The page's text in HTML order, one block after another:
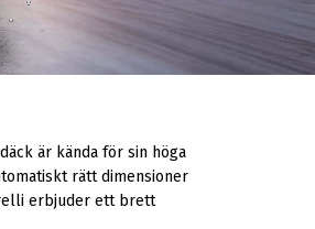
är kända för sin höga
rätt dimensioner
erbjuder ett brett